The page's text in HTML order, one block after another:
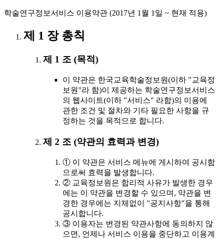
학술연구정보서비스 이용약관 (2017년 1월 1일 ~ 현재 적용)
제 1 장 총칙
제 1 조 (목적)
이 약관은 한국교육학술정보원(이하 "교육정
보원"라 함)이 제공하는 학술연구정보서비스
의 웹사이트(이하 "서비스" 라함)의 이용에
관한 조건 및 절차와 기타 필요한 사항을 규
정하는 것을 목적으로 합니다.
제 2 조 (약관의 효력과 변경)
① 이 약관은 서비스 메뉴에 게시하여 공시함
으로써 효력을 발생합니다.
② 교육정보원은 합리적 사유가 발생한 경우
에는 이 약관을 변경할 수 있으며, 약관을 변
경한 경우에는 지체없이 "공지사항"을 통해
공시합니다.
③ 이용자는 변경된 약관사항에 동의하지 않
으면, 언제나 서비스 이용을 중단하고 이용계